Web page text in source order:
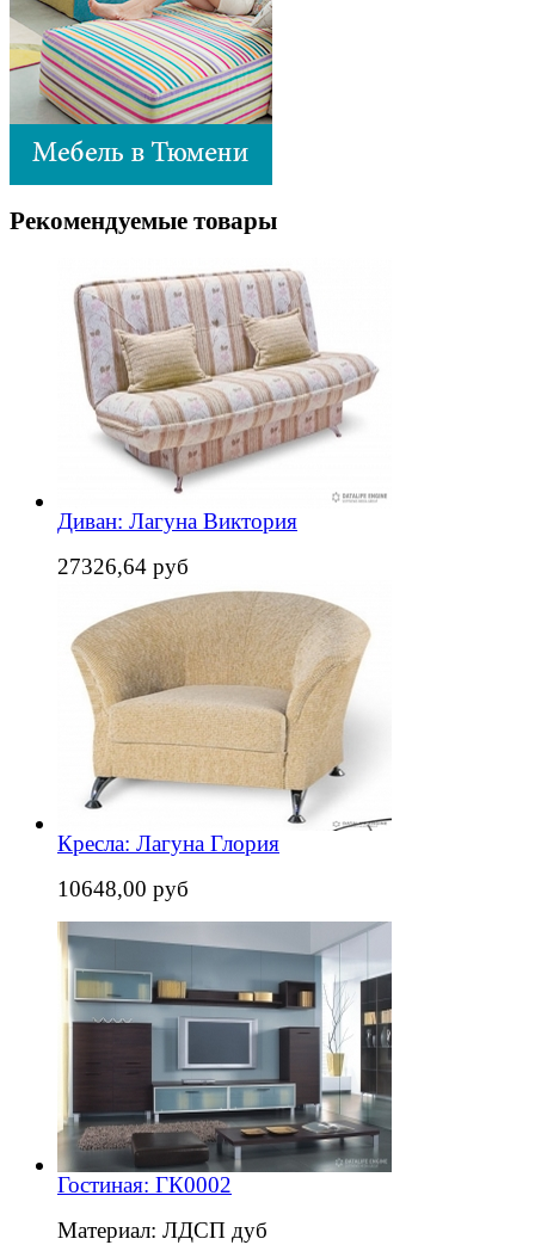
Рекомендуемые товары
Диван: Лагуна Виктория
27326,64 руб
Кресла: Лагуна Глория
10648,00 руб
Гостиная: ГК0002
Материал: ЛДСП дуб